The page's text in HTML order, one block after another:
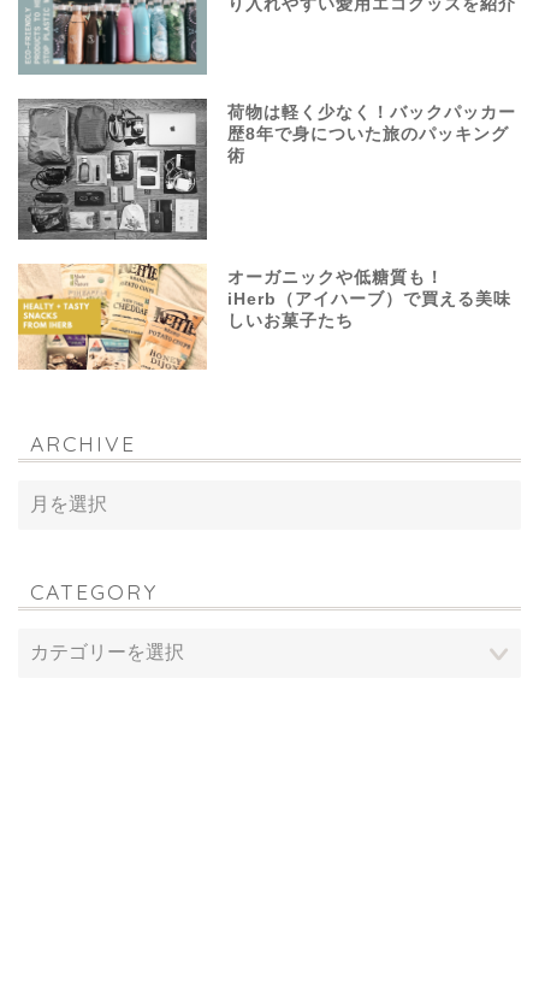
り入れやすい愛用エコグッズを紹介
荷物は軽く少なく！バックパッカー
歴8年で身についた旅のパッキング
術
オーガニックや低糖質も！
iHerb（アイハーブ）で買える美味
しいお菓子たち
ARCHIVE
CATEGORY